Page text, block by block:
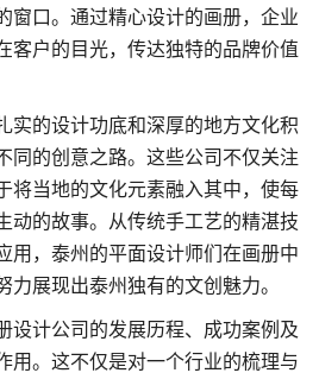
窗口。通过精心设计的画册，企业
客户的目光，传达独特的品牌价值
实的设计功底和深厚的地方文化积
同的创意之路。这些公司不仅关注
将当地的文化元素融入其中，使每
动的故事。从传统手工艺的精湛技
用，泰州的平面设计师们在画册中
展现出泰州独有的文创魅力。
设计公司的发展历程、成功案例及
用。这不仅是对一个行业的梳理与